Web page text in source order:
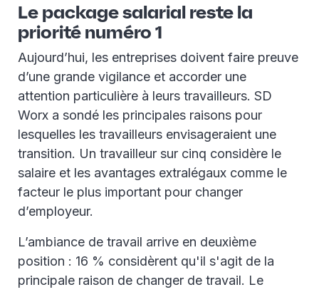
Le package salarial reste la
priorité numéro 1
Aujourd’hui, les entreprises doivent faire preuve
d’une grande vigilance et accorder une
attention particulière à leurs travailleurs. SD
Worx a sondé les principales raisons pour
lesquelles les travailleurs envisageraient une
transition. Un travailleur sur cinq considère le
salaire et les avantages extralégaux comme le
facteur le plus important pour changer
d’employeur.
L’ambiance de travail arrive en deuxième
position : 16 % considèrent qu'il s'agit de la
principale raison de changer de travail. Le